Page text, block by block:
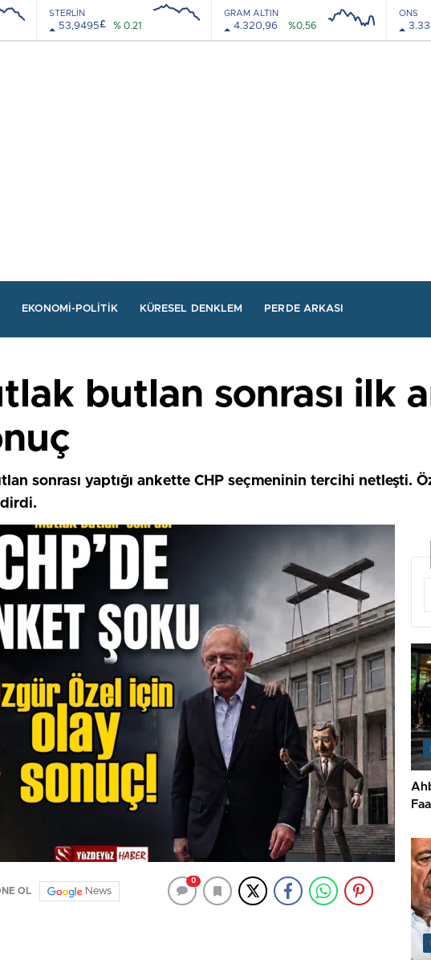
STERLİN
53,9495£ % 0.21
GRAM ALTIN
4.320,96 %0,56
ONS
EKONOMI-POLITIK KÜRESEL DENKLEM PERDE ARKASI
butlan sonrası ilk
sonrası yaptığı ankette CHP seçmeninin tercihi netleşti.
OL News
0